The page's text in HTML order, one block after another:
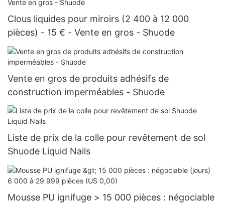
Clous liquides pour miroirs (2 400 à 12 000
pièces) - 15 € - Vente en gros - Shuode
Vente en gros de produits adhésifs de
construction imperméables - Shuode
Liste de prix de la colle pour revêtement de sol
Shuode Liquid Nails
Mousse PU ignifuge > 15 000 pièces : négociable